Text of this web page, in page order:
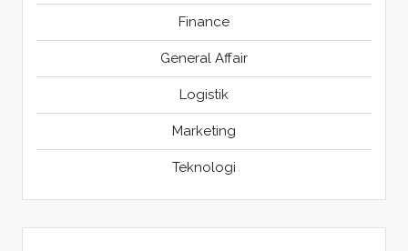
Finance
General Affair
Logistik
Marketing
Teknologi